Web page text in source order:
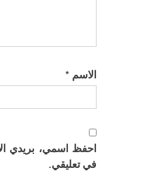
الاسم *
احفظ اسمي، بريدي
في تعليقي.